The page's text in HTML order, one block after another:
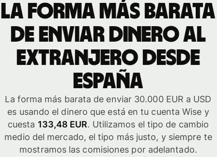
La forma más barata
de enviar dinero al
extranjero desde
España
La forma más barata de enviar 30.000 EUR a USD
es usando el dinero que está en tu cuenta Wise y
cuesta 133,48 EUR. Utilizamos el tipo de cambio
medio del mercado, el tipo más justo, y siempre te
mostramos las comisiones por adelantado.